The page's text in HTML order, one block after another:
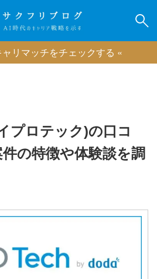
ント
ェント
ェント
ージェント
ビス
エージェント
リマッチをチェックする «
プロテック)の口コ
の特徴や体験談を調